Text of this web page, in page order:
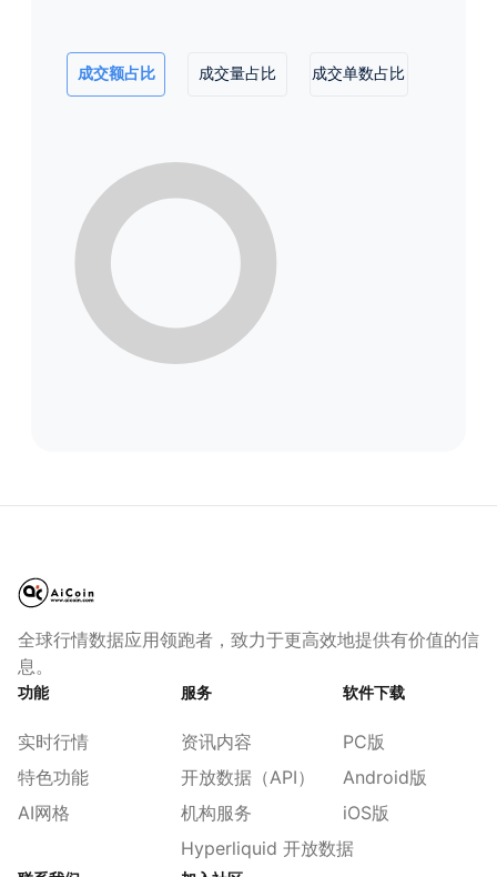
成交额占比 成交量占比 成交单数占比
全球行情数据应用领跑者，致力于更高效地提供有价值的信
息。
功能
实时行情
特色功能
AI网格
服务
资讯内容
开放数据（API）
机构服务
Hyperliquid 开放数据
软件下载
PC版
Android版
iOS版